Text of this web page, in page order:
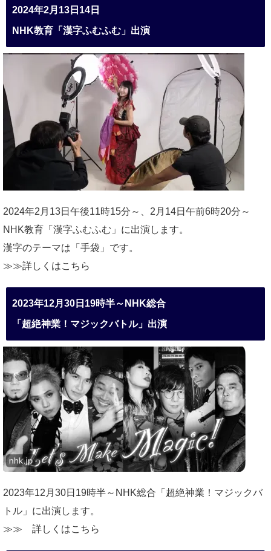
2024年2月13日14日
NHK教育「漢字ふむふむ」出演
2024年2月13日午後11時15分～、2月14日午前6時20分～
NHK教育「漢字ふむふむ」に出演します。
漢字のテーマは「手袋」です。
≫≫詳しくはこちら
2023年12月30日19時半～NHK総合
「超絶神業！マジックバトル」出演
2023年12月30日19時半～NHK総合「超絶神業！マジックバ
トル」に出演します。
≫≫ 詳しくはこちら